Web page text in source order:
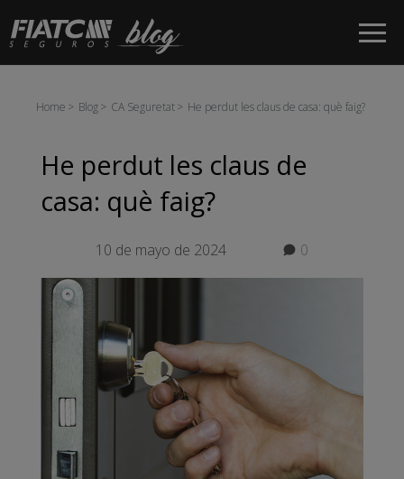
Salta al contingut principal
Home Blog CA Seguretat He perdut les claus de casa: què faig?
He perdut les claus de
casa: què faig?
10 de mayo de 2024 0